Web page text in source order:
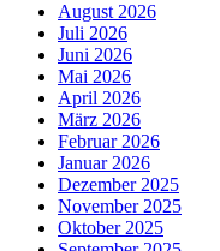
August 2026
Juli 2026
Juni 2026
Mai 2026
April 2026
März 2026
Februar 2026
Januar 2026
Dezember 2025
November 2025
Oktober 2025